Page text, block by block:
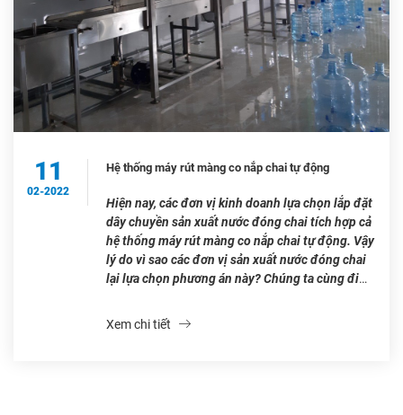
11
02-2022
Hệ thống máy rút màng co nắp chai tự động
Hiện nay, các đơn vị kinh doanh lựa chọn lắp đặt
dây chuyền sản xuất nước đóng chai tích hợp cả
hệ thống máy rút màng co nắp chai tự động. Vậy
lý do vì sao các đơn vị sản xuất nước đóng chai
lại lựa chọn phương án này? Chúng ta cùng đi
Xem chi tiết